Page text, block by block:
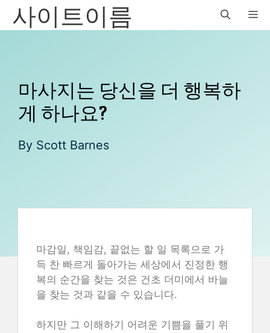
Skip사이트이름
마사지는 당신을 더 행복하
게 하나요?
By Scott Barnes
마감일, 책임감, 끝없는 할 일 목록으로 가
득 찬 빠르게 돌아가는 세상에서 진정한 행
복의 순간을 찾는 것은 건초 더미에서 바늘
을 찾는 것과 같을 수 있습니다.
하지만 그 이해하기 어려운 기쁨을 풀기 위